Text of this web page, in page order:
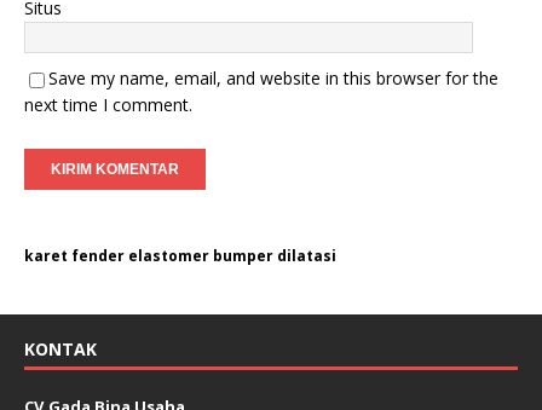
Situs
Save my name, email, and website in this browser for the
next time I comment.
karet fender elastomer bumper dilatasi
KONTAK